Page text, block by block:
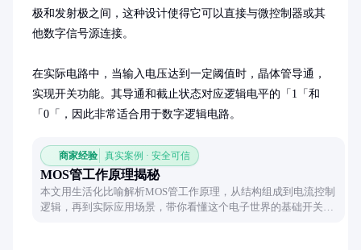
极和发射极之间，这种设计使得它可以直接与微控制器或其
他数字信号源连接。
在实际电路中，当输入电压达到一定阈值时，晶体管导通，
实现开关功能。其导通和截止状态对应逻辑电平的「1「和
「0「，因此非常适合用于数字逻辑电路。
商家经验 真实案例 · 安全可信
MOS管工作原理揭秘
本文用生活化比喻解析MOS管工作原理，从结构组成到电流控制
逻辑，再到实际应用场景，带你看懂这个电子世界的基础开关元